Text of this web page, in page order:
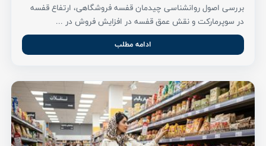
بررسی اصول روانشناسی چیدمان قفسه فروشگاهی، ارتفاع قفسه
در سوپرمارکت و نقش عمق قفسه در افزایش فروش در ...
ادامه مطلب